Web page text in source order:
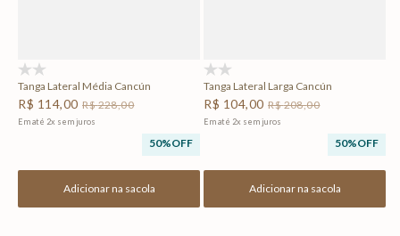
Tanga Lateral Média Cancún
R$ 114,00 R$228,00
Em até 2x sem juros
50%OFF
Adicionar na sacola
Tanga Lateral Larga Cancún
R$ 104,00 R$208,00
Em até 2x sem juros
50%OFF
Adicionar na sacola